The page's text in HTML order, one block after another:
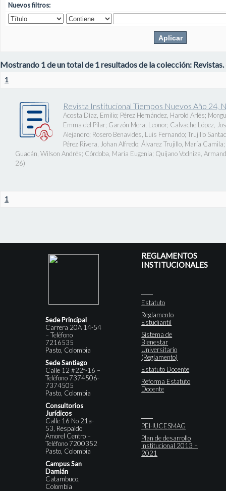
Nuevos filtros:
Mostrando 1 de un total de 1 resultados de la colección: Revistas.
1
Revista Institucional Tiempos Nuevos Año 24,
Acosta Díaz, Emilio; Pérez Hernández, Harold Arlés;
Emma del Pilar; Garzón Mera, Leonor; Calvache López,
Alejandro; Rosero Benavides, Luis Fernando; Trujillo
Pérez Rivera, Johan Alfredo; Álvarez Trujillo, María Camila;
Guacán, Wilson Andrés; Córdoba, María Eugenia; Quijano Vodniza,
26)
1
Sede Principal
Carrera 20A 14-54
– Teléfono
7216535
Pasto, Colombia
Sede Santiago
Calle 12 #22f-16 –
Teléfono 7374506-
7374505
Pasto, Colombia
Consultorios
Jurídicos
Calle 16 No 21a-
53, Respaldo
Amorel Centro –
Teléfono 7200352
Pasto, Colombia
Campus San
Damián
Catambuco,
Colombia
REGLAMENTOS
INSTITUCIONALES
Estatuto
Reglamento
Estudiantil
Sistema de
Bienestar
Universitario
(Reglamento)
Estatuto Docente
Reforma Estatuto
Docente
PEI-IUCESMAG
Plan de desarrollo
institucional 2013 –
2021